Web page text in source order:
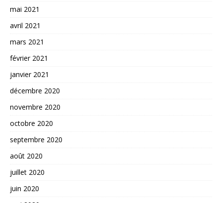
mai 2021
avril 2021
mars 2021
février 2021
janvier 2021
décembre 2020
novembre 2020
octobre 2020
septembre 2020
août 2020
juillet 2020
juin 2020